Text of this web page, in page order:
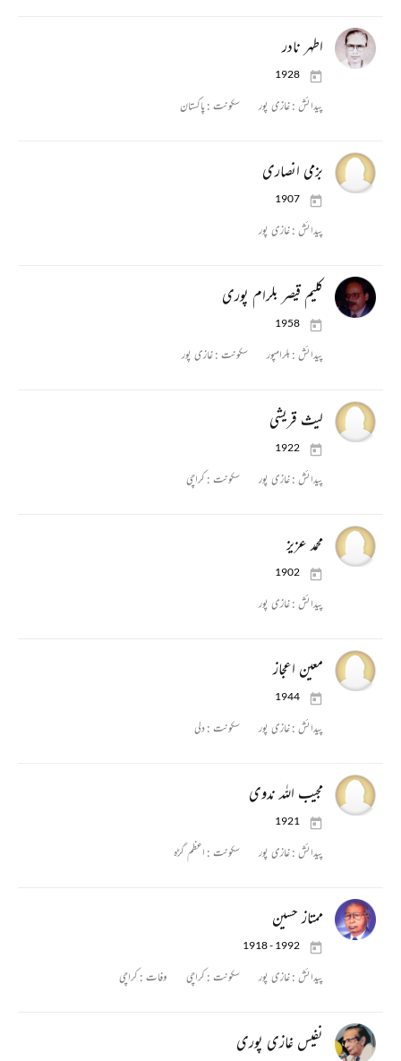
اطہر نادر
1928
پیدائش :غازی پور سکونت : پاکستان
بزمی انصاری
1907
پیدائش :غازی پور
کلیم قیصر بلرام پوری
1958
پیدائش : بلرامپور سکونت :غازی پور
لیث قریشی
1922
پیدائش :غازی پور سکونت :کراچی
محمد عزیز
1902
پیدائش :غازی پور
معین اعجاز
1944
پیدائش :غازی پور سکونت :دلی
مجیب اللہ ندوی
1921
پیدائش :غازی پور سکونت : اعظم گڑہ
ممتاز حسین
1918 - 1992
پیدائش :غازی پور سکونت :کراچی وفات :کراچی
نفیس غازی پوری